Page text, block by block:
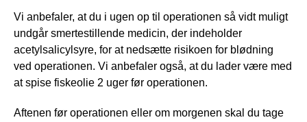
Vi anbefaler, at du i ugen op til operationen så vidt muligt
undgår smertestillende medicin, der indeholder
acetylsalicylsyre, for at nedsætte risikoen for blødning
ved operationen. Vi anbefaler også, at du lader være med
at spise fiskeolie 2 uger før operationen.
Aftenen før operationen eller om morgenen skal du tage